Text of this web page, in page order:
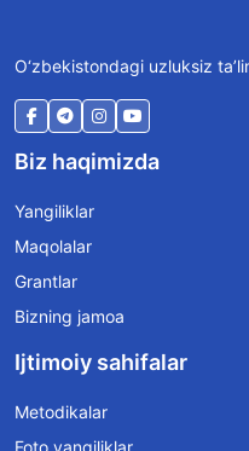
O‘zbekistondagi uzluksiz
Biz haqimizda
Yangiliklar
Maqolalar
Grantlar
Bizning jamoa
Ijtimoiy sahifalar
Metodikalar
Foto yangiliklar